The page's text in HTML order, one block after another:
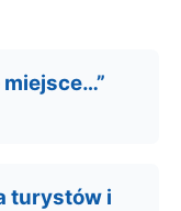
turystów i